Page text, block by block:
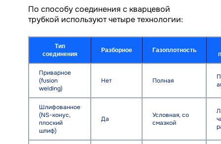
По способу соединения с кварцевой
трубкой используют четыре технологии:
Тип
соединения
Разборное Газоплотность
Приварное
(fusion
welding)
Нет Полная
Шлифованное
(NS-конус,
плоский
шлиф)
Да
Условная, со
смазкой